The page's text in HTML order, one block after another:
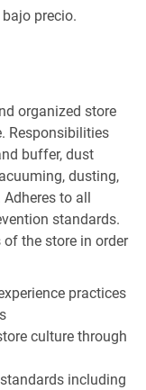
precio.
organized store
Responsibilities
buffer, dust
dusting,
to all
standards.
the store in order
practices
culture through
including